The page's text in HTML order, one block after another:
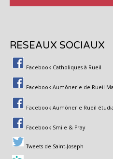
RESEAUX SOCIAUX
Facebook Catholiques à Rueil
Facebook Aumônerie de Rueil-
Facebook Aumônerie Rueil
Facebook Smile & Pray
Tweets de Saint-Joseph